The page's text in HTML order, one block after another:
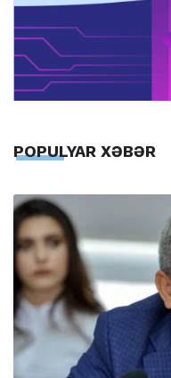
POPULYAR XƏBƏR